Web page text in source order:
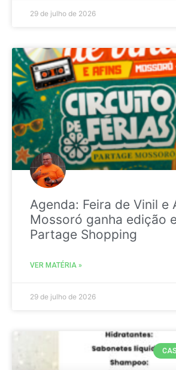
29 de julho de 2026
Agenda: Feira de Vinil e
Mossoró ganha edição
Partage Shopping
VER MATÉRIA »
29 de julho de 2026